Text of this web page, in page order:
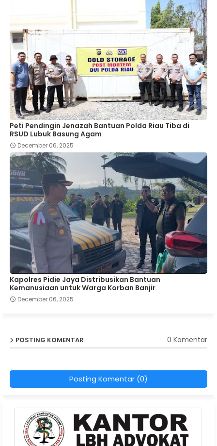
Peti Pendingin Jenazah Bantuan Polda Riau Tiba di
RSUD Lubuk Basung Agam
December 06, 2025
Kapolres Pidie Jaya Distribusikan Bantuan
Kemanusiaan untuk Warga Korban Banjir
December 06, 2025
POSTING KOMENTAR 0 Komentar
Posting Komentar (0)